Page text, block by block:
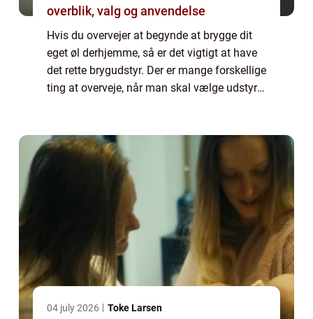
overblik, valg og anvendelse
Hvis du overvejer at begynde at brygge dit
eget øl derhjemme, så er det vigtigt at have
det rette brygudstyr. Der er mange forskellige
ting at overveje, når man skal vælge udstyr
04 july 2026 Toke Larsen